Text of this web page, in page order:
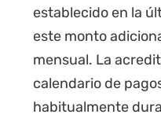
establecido en la
este monto
mensual. La
calendario de
habitualmente